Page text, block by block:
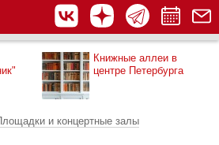
Книжные аллеи в
центре Петербурга
и концертные залы